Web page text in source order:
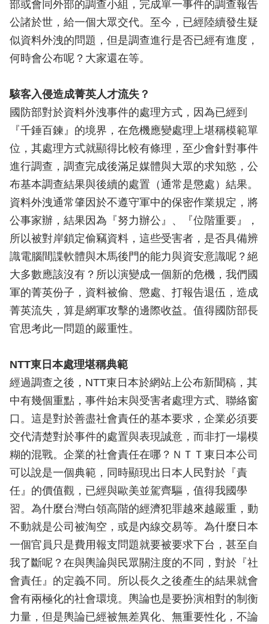
部或會同外部的調查小組，完成單一事件的調查報告
公諸於世，給一個大眾交代。至今，已經陸續發生疑
似資料外洩的問題，但是調查進行是否已經有進度，
何時會公布呢？大家還在等。
駭客入侵造成菁英人才流失？
國防部對於資料外洩事件的處理方式，因為已經到
『千錘百鍊』的境界，在危機應變處理上堪稱模範單
位，其處理方式就顯得比較有條理，至少會針對事件
進行調查，調查完成後滿足媒體與大眾的求知慾，公
布基本調查結果與後續的處置（通常是懲處）結果。
資料外洩通常肇因於不遵守軍中的保密作業規定，將
公事家辦，結果因為『努力辦公』、『位階重要』，
所以被對岸鎖定偷竊資料，這些受害者，是否具備辨
識電腦間諜軟體與木馬後門的能力與資安意識呢？絕
大多數應該沒有？所以演變成一個新的危機，我們國
軍的菁英份子，資料被偷、懲處、打報告退伍，造成
菁英流失，算是網軍攻擊的邊際收益。值得國防部長
官思考此一問題的嚴重性。
NTT東日本處理堪稱典範
經過調查之後，NTT東日本於網站上公布新聞稿，其
中有幾個重點，事件始末與受害者處理方式、聯絡窗
口。這是對於善盡社會責任的基本要求，企業必須要
交代清楚對於事件的處置與表現誠意，而非打一場模
糊的混戰。企業的社會責任在哪？ＮＴＴ東日本公司
可以說是一個典範，同時顯現出日本人民對於『責
任』的價值觀，已經與歐美並駕齊驅，值得我國學
習。為什麼台灣白領高階的經濟犯罪越來越嚴重，動
不動就是公司被淘空，或是內線交易等。為什麼日本
一個官員只是費用報支問題就要被要求下台，甚至自
我了斷呢？在與輿論與民眾關注度的不同，對於『社
會責任』的定義不同。所以長久之後產生的結果就會
會有兩極化的社會環境。輿論也是要扮演相對的制衡
力量，但是輿論已經被無差異化、無重要性化，不論